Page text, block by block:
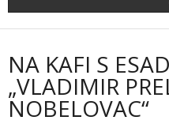
NA KAFI S
„VLADIMIR
NOBELOVAC“